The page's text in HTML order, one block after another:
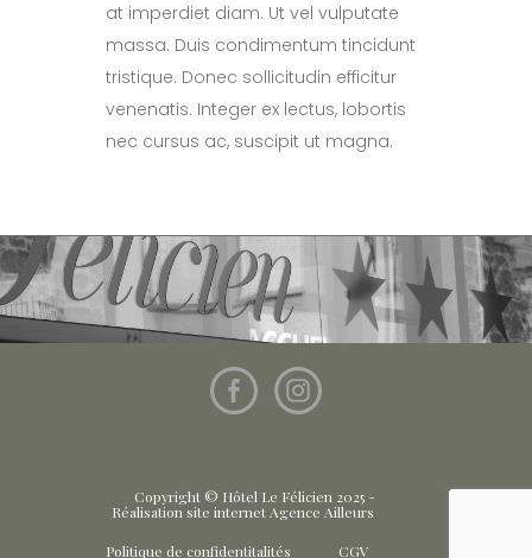
at imperdiet diam. Ut vel vulputate
massa. Duis condimentum tincidunt
tristique. Donec sollicitudin efficitur
venenatis. Integer ex lectus, lobortis
nec cursus ac, suscipit ut magna.
Copyright © Hôtel Le Félicien 2025 -
Réalisation site internet Agence Ailleurs
Politique de confidentitalités CGV